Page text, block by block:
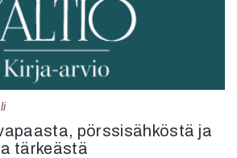
pörssisähköstä ja
tärkeästä